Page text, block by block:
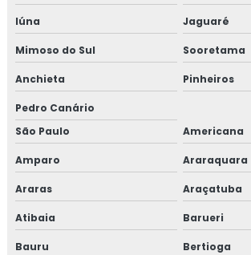
Iúna Jaguaré
Mimoso do Sul Sooretama
Anchieta Pinheiros
Pedro Canário
São Paulo
Americana
Amparo Araraquara
Araras Araçatuba
Atibaia Barueri
Bauru Bertioga